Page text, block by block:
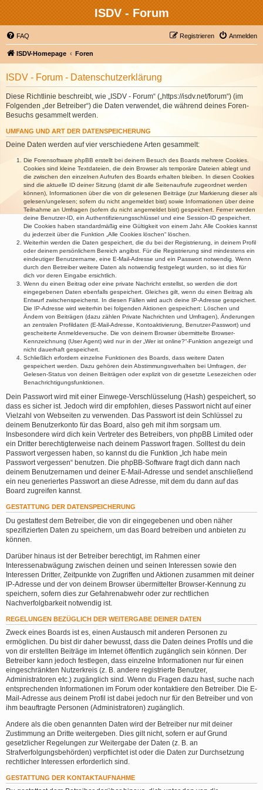
ISDV - Forum
FAQ Anmelden
Registrieren
ISDV-Homepage Foren
ISDV - Forum - Datenschutzerklärung
Diese Richtlinie beschreibt, wie „ISDV - Forum“ („https://isdv.net/forum“) (im
Folgenden „der Betreiber“) die Daten verwendet, die während deines Foren-
Besuchs gesammelt werden.
UMFANG UND ART DER DATENSPEICHERUNG
Deine Daten werden auf vier verschiedene Arten gesammelt:
Die Forensoftware phpBB erstellt bei deinem Besuch des Boards mehrere Cookies.
Cookies sind kleine Textdateien, die dein Browser als temporäre Dateien ablegt und
die zwischen den einzelnen Aufrufen des Boards erhalten bleiben. In diesen Cookies
sind die aktuelle ID deiner Sitzung (damit dir alle Seitenaufrufe zugeordnet werden
können), Informationen über die von dir gelesenen Beiträge (zur Markierung dieser als
gelesen/ungelesen; sofern du nicht angemeldet bist) sowie Informationen über deine
Teilnahme an Umfragen (sofern du nicht angemeldet bist) gespeichert. Ferner werden
deine Benutzer-ID, ein Authentifizierungsschlüssel und eine Session-ID gespeichert.
Die Cookies haben standardmäßig eine Gültigkeit von einem Jahr. Alle Cookies kannst
du jederzeit über die Funktion „Alle Cookies löschen“ löschen.
Weiterhin werden die Daten gespeichert, die du bei der Registrierung, in deinem Profil
oder deinem persönlichem Bereich angibst. Für die Registrierung sind mindestens ein
eindeutiger Benutzername, eine E-Mail-Adresse und ein Passwort notwendig. Wenn
durch den Betreiber weitere Daten als notwendig festgelegt wurden, so ist dies für
dich vor deren Eingabe ersichtlich.
Wenn du einen Beitrag oder eine private Nachricht erstellst, so werden die dort
eingegebenen Daten ebenfalls gespeichert. Gleiches gilt, wenn du einen Beitrag als
Entwurf zwischenspeicherst. In diesen Fällen wird auch deine IP-Adresse gespeichert.
Die IP-Adresse wird weiterhin bei folgenden Aktionen gespeichert: Löschen und
Ändern von Beiträgen (dazu zählen Private Nachrichten und Umfragen), Änderungen
an zentralen Profildaten (E-Mail-Adresse, Kontoaktivierung, Benutzer-Passwort) und
gescheiterte Anmeldeversuche. Die von deinem Browser übermittelte Browser-
Kennzeichnung (User Agent) wird nur in der „Wer ist online?“-Funktion angezeigt und
nicht dauerhaft gespeichert.
Schließlich erfordern einzelne Funktionen des Boards, dass weitere Daten
gespeichert werden. Dazu gehören dein Abstimmungsverhalten bei Umfragen, der
Gelesen-Status von deinen Beiträgen oder explizit von dir gesetzte Lesezeichen oder
Benachrichtigungsfunktionen.
Dein Passwort wird mit einer Einwege-Verschlüsselung (Hash) gespeichert, so
dass es sicher ist. Jedoch wird dir empfohlen, dieses Passwort nicht auf einer
Vielzahl von Webseiten zu verwenden. Das Passwort ist dein Schlüssel zu
deinem Benutzerkonto für das Board, also geh mit ihm sorgsam um.
Insbesondere wird dich kein Vertreter des Betreibers, von phpBB Limited oder
ein Dritter berechtigterweise nach deinem Passwort fragen. Solltest du dein
Passwort vergessen haben, so kannst du die Funktion „Ich habe mein
Passwort vergessen“ benutzen. Die phpBB-Software fragt dich dann nach
deinem Benutzernamen und deiner E-Mail-Adresse und sendet anschließend
ein neu generiertes Passwort an diese Adresse, mit dem du dann auf das
Board zugreifen kannst.
GESTATTUNG DER DATENSPEICHERUNG
Du gestattest dem Betreiber, die von dir eingegebenen und oben näher
spezifizierten Daten zu speichern, um das Board betreiben und anbieten zu
können.
Darüber hinaus ist der Betreiber berechtigt, im Rahmen einer
Interessenabwägung zwischen deinen und seinen Interessen sowie den
Interessen Dritter, Zeitpunkte von Zugriffen und Aktionen zusammen mit deiner
IP-Adresse und der von deinem Browser übermittelter Browser-Kennung zu
speichern, sofern dies zur Gefahrenabwehr oder zur rechtlichen
Nachverfolgbarkeit notwendig ist.
REGELUNGEN BEZÜGLICH DER WEITERGABE DEINER DATEN
Zweck eines Boards ist es, einen Austausch mit anderen Personen zu
ermöglichen. Du bist dir daher bewusst, dass die Daten deines Profils und die
von dir erstellten Beiträge im Internet öffentlich zugänglich sein können. Der
Betreiber kann jedoch festlegen, dass einzelne Informationen nur für einen
eingeschränkten Nutzerkreis (z. B. andere registrierte Benutzer,
Administratoren etc.) zugänglich sind. Wenn du Fragen dazu hast, suche nach
entsprechenden Informationen im Forum oder kontaktiere den Betreiber. Die E-
Mail-Adresse aus deinem Profil ist dabei jedoch nur für den Betreiber und von
ihm beauftragte Personen (Administratoren) zugänglich.
Andere als die oben genannten Daten wird der Betreiber nur mit deiner
Zustimmung an Dritte weitergeben. Dies gilt nicht, sofern er auf Grund
gesetzlicher Regelungen zur Weitergabe der Daten (z. B. an
Strafverfolgungsbehörden) verpflichtet ist oder die Daten zur Durchsetzung
rechtlicher Interessen erforderlich sind.
GESTATTUNG DER KONTAKTAUFNAHME